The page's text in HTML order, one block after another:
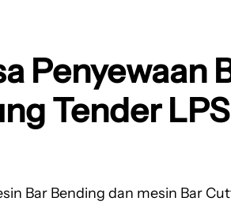
Tender
Bar Bending dan mesin Bar